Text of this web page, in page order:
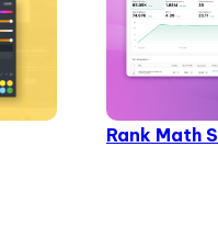
Rank Math